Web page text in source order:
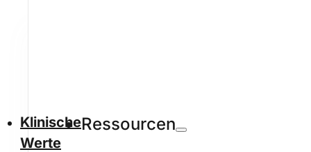
Klinische
Werte
Ressourcen